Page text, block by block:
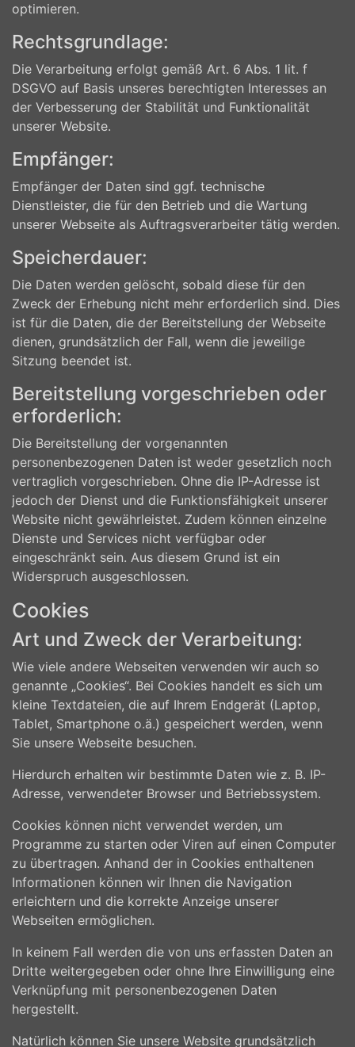
optimieren.
Rechtsgrundlage:
Die Verarbeitung erfolgt gemäß Art. 6 Abs. 1 lit. f
DSGVO auf Basis unseres berechtigten Interesses an
der Verbesserung der Stabilität und Funktionalität
unserer Website.
Empfänger:
Empfänger der Daten sind ggf. technische
Dienstleister, die für den Betrieb und die Wartung
unserer Webseite als Auftragsverarbeiter tätig werden.
Speicherdauer:
Die Daten werden gelöscht, sobald diese für den
Zweck der Erhebung nicht mehr erforderlich sind. Dies
ist für die Daten, die der Bereitstellung der Webseite
dienen, grundsätzlich der Fall, wenn die jeweilige
Sitzung beendet ist.
Bereitstellung vorgeschrieben oder
erforderlich:
Die Bereitstellung der vorgenannten
personenbezogenen Daten ist weder gesetzlich noch
vertraglich vorgeschrieben. Ohne die IP-Adresse ist
jedoch der Dienst und die Funktionsfähigkeit unserer
Website nicht gewährleistet. Zudem können einzelne
Dienste und Services nicht verfügbar oder
eingeschränkt sein. Aus diesem Grund ist ein
Widerspruch ausgeschlossen.
Cookies
Art und Zweck der Verarbeitung:
Wie viele andere Webseiten verwenden wir auch so
genannte „Cookies“. Bei Cookies handelt es sich um
kleine Textdateien, die auf Ihrem Endgerät (Laptop,
Tablet, Smartphone o.ä.) gespeichert werden, wenn
Sie unsere Webseite besuchen.
Hierdurch erhalten wir bestimmte Daten wie z. B. IP-
Adresse, verwendeter Browser und Betriebssystem.
Cookies können nicht verwendet werden, um
Programme zu starten oder Viren auf einen Computer
zu übertragen. Anhand der in Cookies enthaltenen
Informationen können wir Ihnen die Navigation
erleichtern und die korrekte Anzeige unserer
Webseiten ermöglichen.
In keinem Fall werden die von uns erfassten Daten an
Dritte weitergegeben oder ohne Ihre Einwilligung eine
Verknüpfung mit personenbezogenen Daten
hergestellt.
Natürlich können Sie unsere Website grundsätzlich